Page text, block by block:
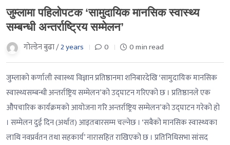
जुम्लामा पहिलोपटक ‘सामुदायिक मानसिक स्वास्थ्य
सम्बन्धी अन्तर्राष्ट्रिय सम्मेलन’
गाेल्डेन बुढा /2 years 0 0 min read
जुम्लाको कर्णाली स्वास्थ्य विज्ञान प्रतिष्ठानमा शनिबारदेखि ‘सामुदायिक मानसिक
स्वास्थ्यसम्बन्धी अन्तर्राष्ट्रिय सम्मेलन’को उद्घाटन गरिएको छ । प्रतिष्ठानले एक
ओैपचारिक कार्यक्रमको आयोजना गरि अन्तर्राष्ट्रिय सम्मेलन’को उद्घाटन गरेको हो
। सम्मेलन दुई दिन (अर्थात) आइतबारसम्म चल्नेछ । ‘सबैको मानसिक स्वास्थ्यका
लाथि नवप्रर्वतन तथा सहकार्य’ नारासहित राखिएको छ । प्रतिनिधिसभा सांसद